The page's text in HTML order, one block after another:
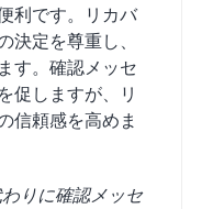
利です。リカバ
決定を尊重し、
す。確認メッセ
促しますが、リ
信頼感を高めま
りに確認メッセ